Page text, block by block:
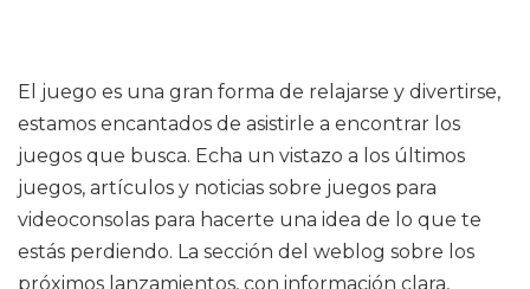
El juego es una gran forma de relajarse y divertirse,
estamos encantados de asistirle a encontrar los
juegos que busca. Echa un vistazo a los últimos
juegos, artículos y noticias sobre juegos para
videoconsolas para hacerte una idea de lo que te
estás perdiendo. La sección del weblog sobre los
próximos lanzamientos, con información clara,